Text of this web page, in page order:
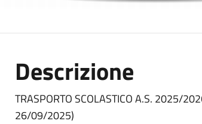
Descrizione
TRASPORTO SCOLASTICO A.S. 2025/
26/09/2025)